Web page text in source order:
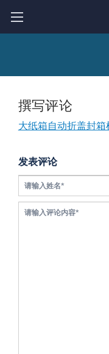
撰写评论
大纸箱自动折盖封箱
发表评论